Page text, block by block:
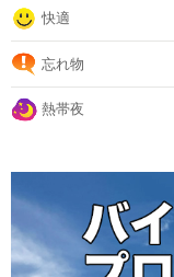
快適
忘れ物
熱帯夜